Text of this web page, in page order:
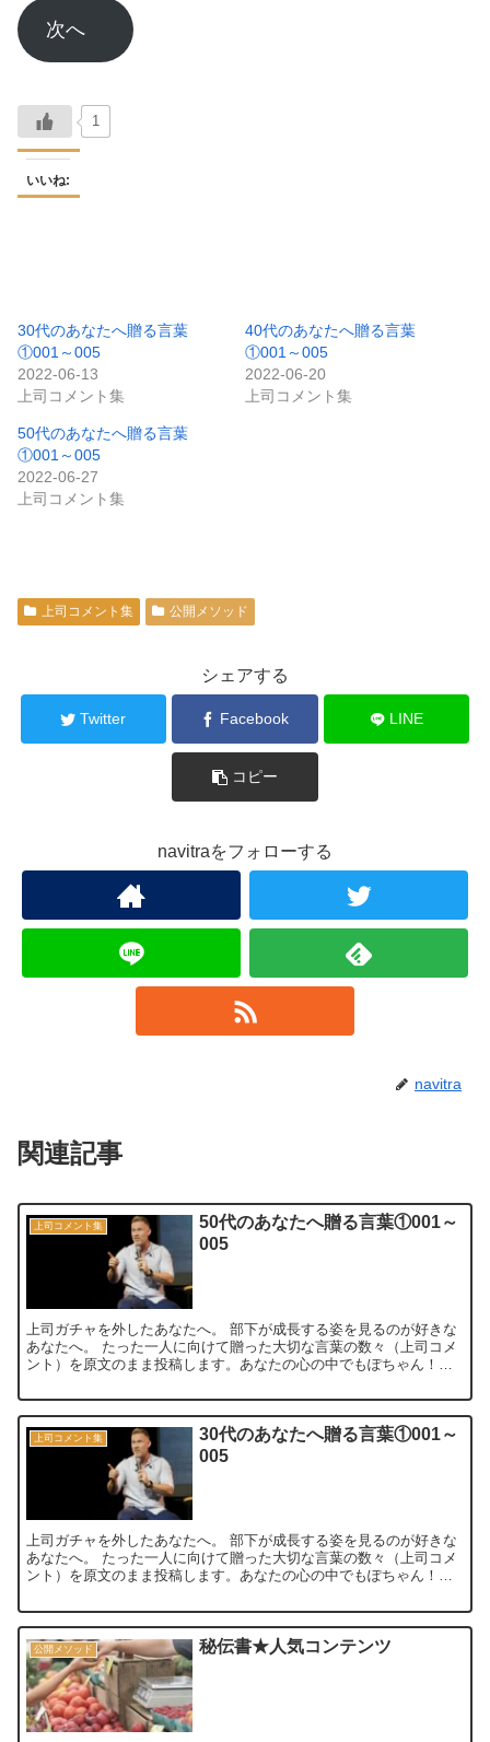
次へ
1
いいね:
30代のあなたへ贈る言葉
①001～005
2022-06-13
上司コメント集
40代のあなたへ贈る言葉
①001～005
2022-06-20
上司コメント集
50代のあなたへ贈る言葉
①001～005
2022-06-27
上司コメント集
上司コメント集 公開メソッド
シェアする
Twitter Facebook LINE
コピー
navitraをフォローする
navitra
関連記事
上司コメント集
50代のあなたへ贈る言葉①001～
005
上司ガチャを外したあなたへ。 部下が成長する姿を見るのが好きな
あなたへ。 たった一人に向けて贈った大切な言葉の数々（上司コメ
ント）を原文のまま投稿します。あなたの心の中でもぽちゃん！っ
上司コメント集
30代のあなたへ贈る言葉①001～
005
上司ガチャを外したあなたへ。 部下が成長する姿を見るのが好きな
あなたへ。 たった一人に向けて贈った大切な言葉の数々（上司コメ
ント）を原文のまま投稿します。あなたの心の中でもぽちゃん！っ
公開メソッド 秘伝書★人気コンテンツ